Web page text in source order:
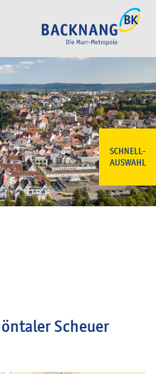
SCHNELL-
AUSWAHL
Scheuer